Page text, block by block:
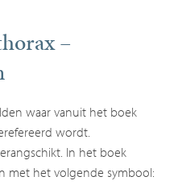
–
waar vanuit het boek
wordt.
In het boek
met het volgende symbool: